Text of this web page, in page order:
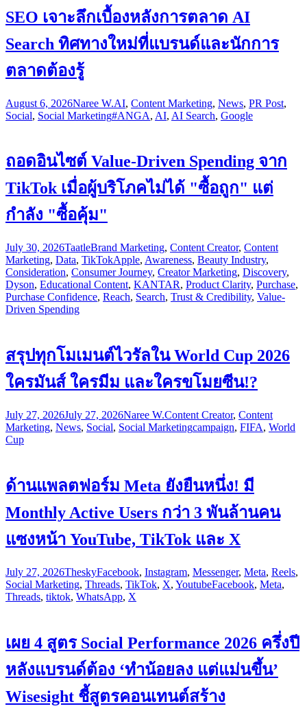
SEO เจาะลึกเบื้องหลังการตลาด AI
Search ทิศทางใหม่ที่แบรนด์และนักการ
ตลาดต้องรู้
August 6, 2026Naree W.AI, Content Marketing, News, PR Post,
Social, Social Marketing#ANGA, AI, AI Search, Google
ถอดอินไซต์ Value-Driven Spending จาก
TikTok เมื่อผู้บริโภคไม่ได้ "ซื้อถูก" แต่
กำลัง "ซื้อคุ้ม"
July 30, 2026TaatleBrand Marketing, Content Creator, Content
Marketing, Data, TikTokApple, Awareness, Beauty Industry,
Consideration, Consumer Journey, Creator Marketing, Discovery,
Dyson, Educational Content, KANTAR, Product Clarity, Purchase,
Purchase Confidence, Reach, Search, Trust & Credibility, Value-
Driven Spending
สรุปทุกโมเมนต์ไวรัลใน World Cup 2026
ใครมันส์ ใครมีม และใครขโมยซีน!?
July 27, 2026July 27, 2026Naree W.Content Creator, Content
Marketing, News, Social, Social Marketingcampaign, FIFA, World
Cup
ด้านแพลตฟอร์ม Meta ยังยืนหนึ่ง! มี
Monthly Active Users กว่า 3 พันล้านคน
แซงหน้า YouTube, TikTok และ X
July 27, 2026TheskyFacebook, Instagram, Messenger, Meta, Reels,
Social Marketing, Threads, TikTok, X, YoutubeFacebook, Meta,
Threads, tiktok, WhatsApp, X
เผย 4 สูตร Social Performance 2026 ครึ่งปี
หลังแบรนด์ต้อง ‘ทำน้อยลง แต่แม่นขึ้น’
Wisesight ชี้สูตรคอนเทนต์สร้าง